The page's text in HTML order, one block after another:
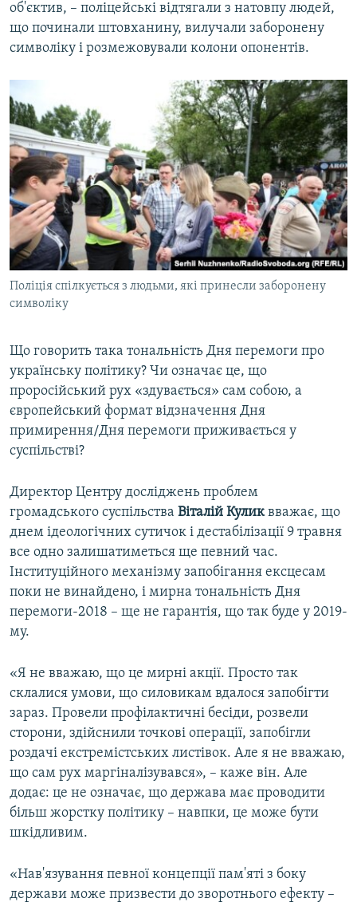
об'єктив, – поліцейські відтягали з натовпу людей,
що починали штовханину, вилучали заборонену
символіку і розмежовували колони опонентів.
Поліція спілкується з людьми, які принесли заборонену
символіку
Що говорить така тональність Дня перемоги про
українську політику? Чи означає це, що
проросійський рух «здувається» сам собою, а
європейський формат відзначення Дня
примирення/Дня перемоги приживається у
суспільстві?
Директор Центру досліджень проблем
громадського суспільства Віталій Куликвважає, що
днем ідеологічних сутичок і дестабілізації 9 травня
все одно залишатиметься ще певний час.
Інституційного механізму запобігання ексцесам
поки не винайдено, і мирна тональність Дня
перемоги-2018 – ще не гарантія, що так буде у 2019-
му.
«Я не вважаю, що це мирні акції. Просто так
склалися умови, що силовикам вдалося запобігти
зараз. Провели профілактичні бесіди, розвели
сторони, здійснили точкові операції, запобігли
роздачі екстремістських листівок. Але я не вважаю,
що сам рух маргіналізувався», – каже він. Але
додає: це не означає, що держава має проводити
більш жорстку політику – навпки, це може бути
шкідливим.
«Нав'язування певної концепції пам'яті з боку
держави може призвести до зворотнього ефекту –